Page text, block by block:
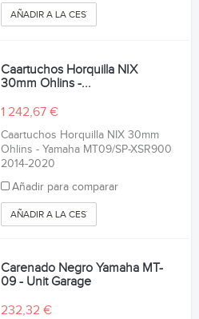
AÑADIR A LA CESTA
Caartuchos Horquilla NIX
30mm Ohlins -...
1 242,67 €
Caartuchos Horquilla NIX 30mm
Ohlins - Yamaha MT09/SP-XSR900
2014-2020
Añadir para comparar
AÑADIR A LA CESTA
Carenado Negro Yamaha MT-
09 - Unit Garage
232,32 €